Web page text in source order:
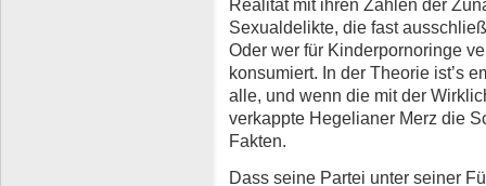
Realität mit ihren Zahlen der
Sexualdelikte, die fast
Oder wer für Kinderpornoringe
konsumiert. In der Theorie ist’s
alle, und wenn die mit der
verkappte Hegelianer Merz die
Fakten.
Dass seine Partei unter seiner